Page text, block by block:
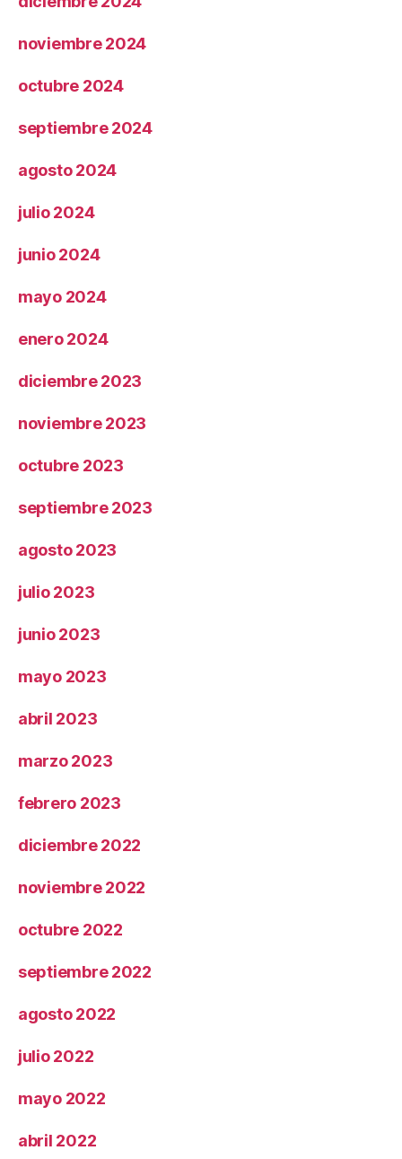
noviembre 2024
octubre 2024
septiembre 2024
agosto 2024
julio 2024
junio 2024
mayo 2024
enero 2024
diciembre 2023
noviembre 2023
octubre 2023
septiembre 2023
agosto 2023
julio 2023
junio 2023
mayo 2023
abril 2023
marzo 2023
febrero 2023
diciembre 2022
noviembre 2022
octubre 2022
septiembre 2022
agosto 2022
julio 2022
mayo 2022
abril 2022